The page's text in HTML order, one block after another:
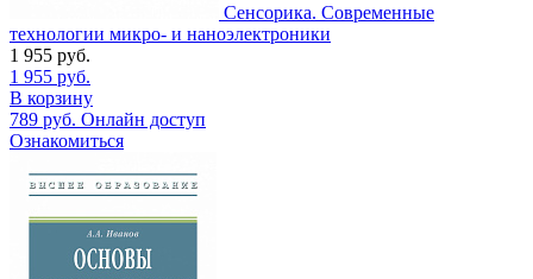
Сенсорика. Современные
технологии микро- и наноэлектроники
1 955 руб.
1 955 руб.
В корзину
789 руб. Онлайн доступ
Ознакомиться